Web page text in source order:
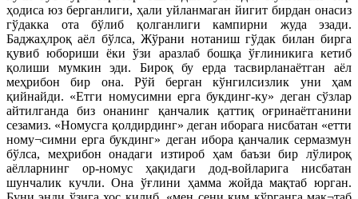
ҳодиса юз берганлиги, ҳали уйланмаган йигит бирдан онасиз
гўдакка ота бўлиб қолганлиги кампирни жуда эзади.
Баджаҳлроқ аёл бўлса, Жўрани нотаниш гўдак билан бирга
қувиб юбориши ёки ўзи аразлаб бошқа ўғлиникига кетиб
қолиши мумкин эди. Бироқ бу ерда тасвирланаётган аёл
меҳрибон бир она. Рўй берган кўнгилсизлик уни ҳам
қийнайди. «Етги номусимни ерга букдинг-ку» деган сўзлар
айтилганда биз онанинг қанчалик қаттиқ оғринаётганини
сезамиз. «Номусга қолдирдинг» деган иборага нисбатан «етти
ному¬симни ерга букдинг» деган ибора қанчалик сермазмун
бўлса, меҳрибон онадаги изтироб ҳам баъзи бир лўлироқ
аёлларнинг ор-номус ҳақидаги дод-войларига нисбатан
шунчалик кучли. Она ўғлини ҳамма жойда мақтаб юрган.